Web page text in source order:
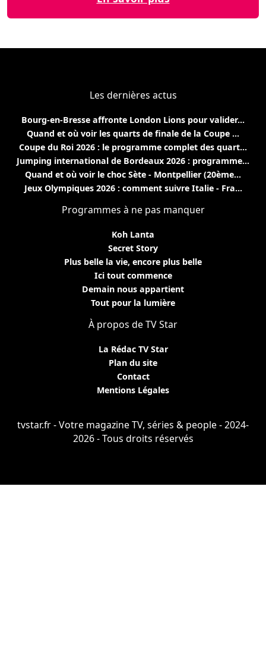
Les dernières actus
Bourg-en-Bresse affronte London Lions pour valider...
Quand et où voir les quarts de finale de la Coupe ...
Coupe du Roi 2026 : le programme complet des quart...
Jumping international de Bordeaux 2026 : programme...
Quand et où voir le choc Sète - Montpellier (20ème...
Jeux Olympiques 2026 : comment suivre Italie - Fra...
Programmes à ne pas manquer
Koh Lanta
Secret Story
Plus belle la vie, encore plus belle
Ici tout commence
Demain nous appartient
Tout pour la lumière
À propos de TV Star
La Rédac TV Star
Plan du site
Contact
Mentions Légales
tvstar.fr - Votre magazine TV, séries & people - 2024-
2026 - Tous droits réservés